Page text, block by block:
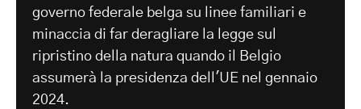
governo federale belga su linee familiari e
minaccia di far deragliare la legge sul
ripristino della natura quando il Belgio
assumerà la presidenza dell'UE nel gennaio
2024.